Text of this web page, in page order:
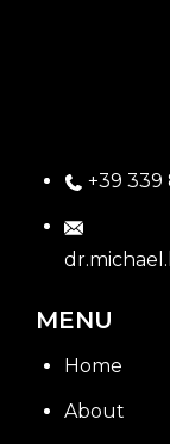
+39 339
MENU
Home
About